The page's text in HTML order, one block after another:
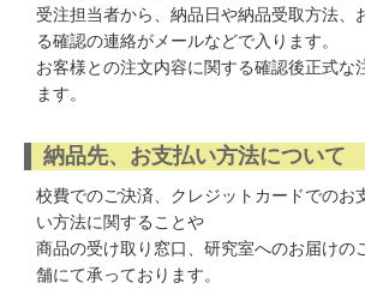
受注担当者から、納品日や納品受取方法、
る確認の連絡がメールなどで入ります。
お客様との注文内容に関する確認後正式な
ます。
納品先、お支払い方法について
校費でのご決済、クレジットカードでのお
い方法に関することや
商品の受け取り窓口、研究室へのお届けの
舗にて承っております。